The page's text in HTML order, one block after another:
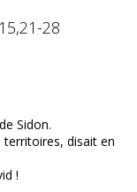
28
Sidon.
territoires, disait en
!